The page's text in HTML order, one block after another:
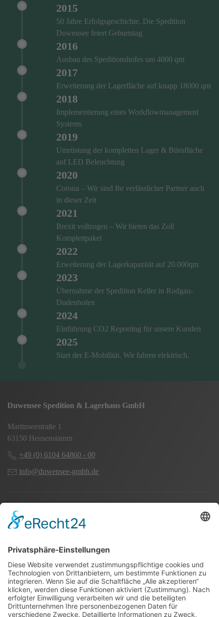
2015
50 Jahre Erfolgsgeschichte. Die Spedition
Duwensee feiert Geburtstag
2016
Ausbau des Speditionshofes um 4000 qm
2017
Erweiterung der Lagerfläche auf knapp 18000 qm
2018
Implementierung eines Workflowmanagement
Systems
2019
Umrüstung der kompletten Lager & Bürofläche
auf LED Beleuchtung
2020
Corona – Wir sind Ihr verlässlicher Partner auch
in dieser Zeit
2021
Brexit vollzogen – Wir bieten das Zoll
Komplettpaket
2022
Erweiterung der Lagerkapazität auf 20.000qm
2023
Übernahme der Spedition Keller in Rodgau-
Dudenhofen
2024
Einführung CO2 Reporting für unsere Kunden
2025
Start der E-Mobilität. Wir fahren elektrisch.
Duwensee Spedition & Lagerhaus GmbH
Martinseestraße 1
63150 Heusenstamm
+49 (0) 6104 64860 - 00
info@duwensee-gmbh.de
Spezialisten für:
Nahverkehr Transport Rhein-Main
UK-Transporte
Lagerlogistik